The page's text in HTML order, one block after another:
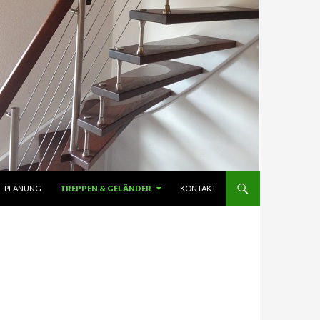
PLANUNG
TREPPEN & GELÄNDER KONTAKT